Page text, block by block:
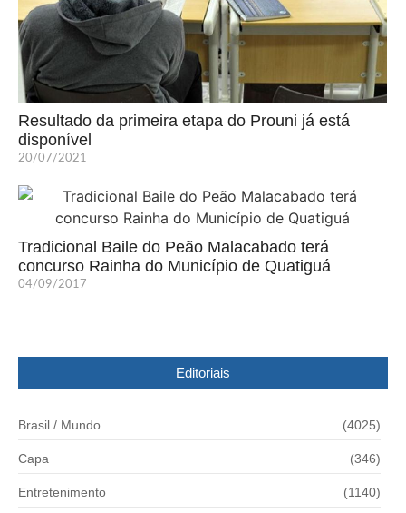
Resultado da primeira etapa do Prouni já está
disponível
20/07/2021
Tradicional Baile do Peão Malacabado terá
concurso Rainha do Município de Quatiguá
04/09/2017
Editoriais
Brasil / Mundo (4025)
Capa (346)
Entretenimento (1140)